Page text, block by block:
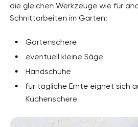
die gleichen Werkzeuge wie für
Schnittarbeiten im Garten:
Gartenschere
eventuell kleine Säge
Handschuhe
für tägliche Ernte eignet sich
Küchenschere